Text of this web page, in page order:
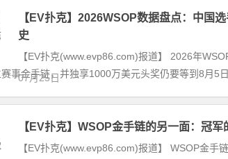
【EV扑克】2026WSOP数据盘点：中国
史
【EV扑克(www.evp86.com)报道】 2026年
事金手链，并独享1000万美元头奖仍要等到8月5
07月25日
【EV扑克】WSOP金手链的另一面：冠
【EV扑克(www.evp86.com)报道】 WSOP金手